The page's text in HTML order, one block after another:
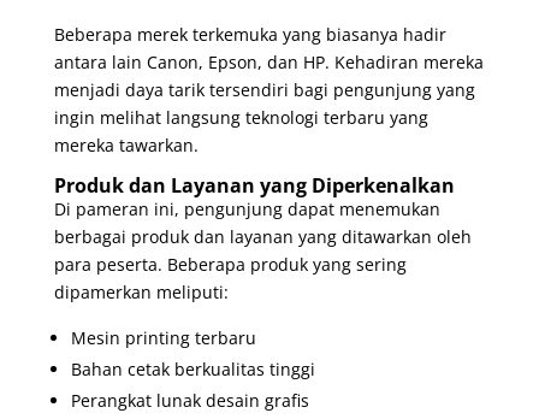
Beberapa merek terkemuka yang biasanya hadir
antara lain Canon, Epson, dan HP. Kehadiran mereka
menjadi daya tarik tersendiri bagi pengunjung yang
ingin melihat langsung teknologi terbaru yang
mereka tawarkan.
Produk dan Layanan yang Diperkenalkan
Di pameran ini, pengunjung dapat menemukan
berbagai produk dan layanan yang ditawarkan oleh
para peserta. Beberapa produk yang sering
dipamerkan meliputi:
Mesin printing terbaru
Bahan cetak berkualitas tinggi
Perangkat lunak desain grafis